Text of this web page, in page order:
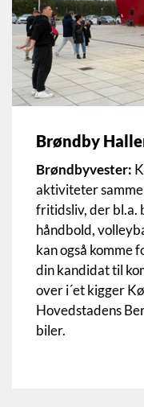
Brøndby
Brøndbyvester:
aktiviteter
fritidsliv, der bl.a.
håndbold,
kan også komme
din kandidat til
over i´et kigger
Hovedstadens
biler.